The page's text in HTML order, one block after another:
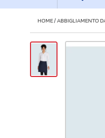
HOME/ABBIGLIAMENTO